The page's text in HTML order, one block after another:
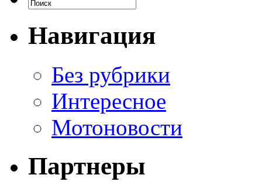
Навигация
Без рубрики
Интересное
Мотоновости
Партнеры